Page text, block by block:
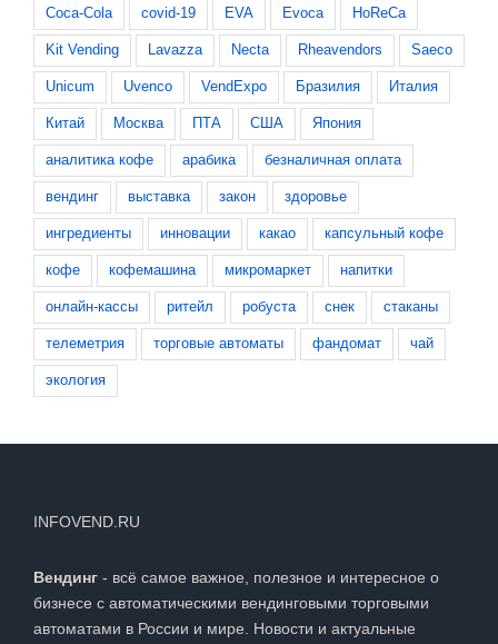
Coca-Cola covid-19 EVA Evoca HoReCa
Kit Vending Lavazza Necta Rheavendors Saeco
Unicum Uvenco VendExpo Бразилия Италия
Китай Москва ПТА США Япония
аналитика кофе арабика безналичная оплата
вендинг выставка закон здоровье
ингредиенты инновации какао капсульный кофе
кофе кофемашина микромаркет напитки
онлайн-кассы ритейл робуста снек стаканы
телеметрия торговые автоматы фандомат чай
экология
INFOVEND.RU
Вендинг - всё самое важное, полезное и интересное о
бизнесе с автоматическими вендинговыми торговыми
автоматами в России и мире. Новости и актуальные